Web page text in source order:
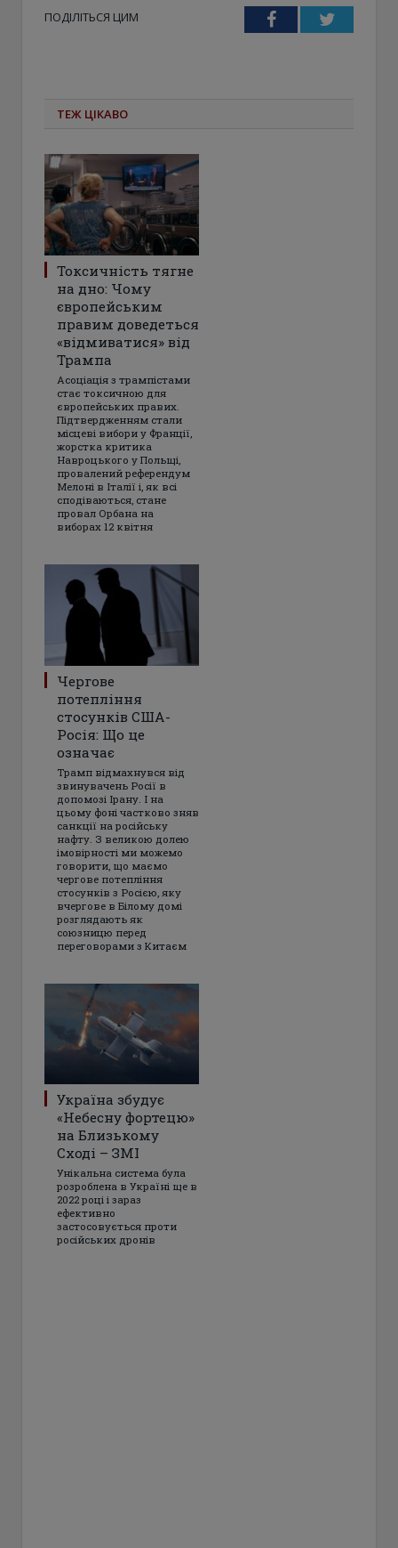
ПОДІЛІТЬСЯ ЦИМ FacebookTwitter
ТЕЖ ЦІКАВО
Токсичність тягне
на дно: Чому
європейським
правим доведеться
«відмиватися» від
Трампа
Асоціація з трампістами
стає токсичною для
європейських правих.
Підтвердженням стали
місцеві вибори у Франції,
жорстка критика
Навроцького у Польщі,
провалений референдум
Мелоні в Італії і, як всі
сподіваються, стане
провал Орбана на
виборах 12 квітня
Чергове
потепління
стосунків США-
Росія: Що це
означає
Трамп відмахнувся від
звинувачень Росії в
допомозі Ірану. І на
цьому фоні частково зняв
санкції на російську
нафту. З великою долею
імовірності ми можемо
говорити, що маємо
чергове потепління
стосунків з Росією, яку
вчергове в Білому домі
розглядають як
союзницю перед
переговорами з Китаєм
Україна збудує
«Небесну фортецю»
на Близькому
Сході – ЗМІ
Унікальна система була
розроблена в Україні ще в
2022 році і зараз
ефективно
застосовується проти
російських дронів